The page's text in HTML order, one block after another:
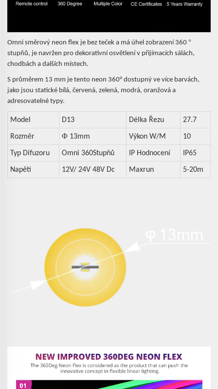
Omni směrový neon flex je bez teček a má úhel zobrazení 360 °
stupňů, je navržen pro dekorativní osvětlení v přijímacích sálách,
chodbách a dalších místech.
S průměrem 13 mm je tento neon 360° dostupný ve více barvách,
jako jsou statické bílá, červená, zelená, modrá, oranžová a
adresovatelné typy.
Model D13 Délka Řezu 27.7
Rozměr Φ 13mm Výkon W/m 10
Typ Difuzoru Omni 360Stupňů IP Hodnocení IP65
Napětí 12V/ 24V 48V Dc Maxrun 5-20m